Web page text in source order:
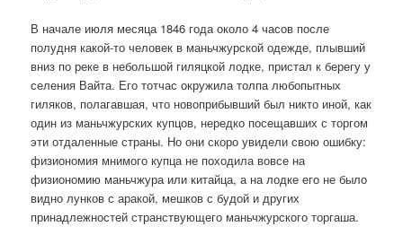
В начале июля месяца 1846 года около 4 часов после
полудня какой-то человек в маньчжурской одежде, плывший
вниз по реке в небольшой гиляцкой лодке, пристал к берегу у
селения Вайта. Его тотчас окружила толпа любопытных
гиляков, полагавшая, что новоприбывший был никто иной, как
один из маньчжурских купцов, нередко посещавших с торгом
эти отдаленные страны. Но они скоро увидели свою ошибку:
физиономия мнимого купца не походила вовсе на
физиономию маньчжура или китайца, а на лодке его не было
видно лунков с аракой, мешков с будой и других
принадлежностей странствующего маньчжурского торгаша.